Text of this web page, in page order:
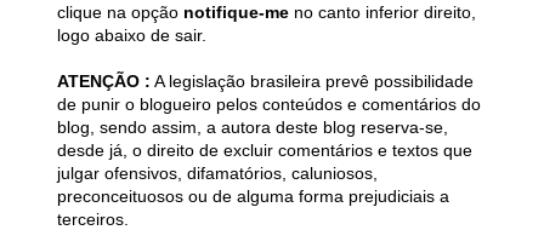
clique na opção notifique-me no canto inferior direito,
logo abaixo de sair.
ATENÇÃO : A legislação brasileira prevê possibilidade
de punir o blogueiro pelos conteúdos e comentários do
blog, sendo assim, a autora deste blog reserva-se,
desde já, o direito de excluir comentários e textos que
julgar ofensivos, difamatórios, caluniosos,
preconceituosos ou de alguma forma prejudiciais a
terceiros.